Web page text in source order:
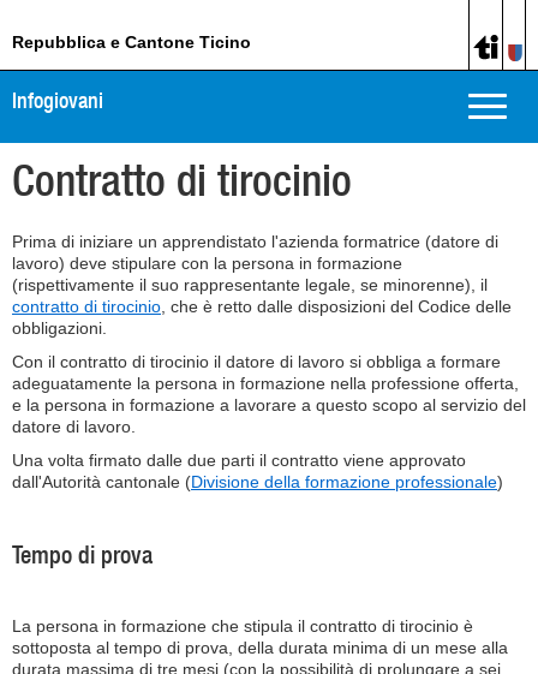
Repubblica e Cantone Ticino
Toggle
Infogiovani
Contratto di tirocinio
Prima di iniziare un apprendistato l'azienda formatrice (datore di
lavoro) deve stipulare con la persona in formazione
(rispettivamente il suo rappresentante legale, se minorenne), il
contratto di tirocinio , che è retto dalle disposizioni del Codice delle
obbligazioni.
Con il contratto di tirocinio il datore di lavoro si obbliga a formare
adeguatamente la persona in formazione nella professione offerta,
e la persona in formazione a lavorare a questo scopo al servizio del
datore di lavoro.
Una volta firmato dalle due parti il contratto viene approvato
dall'Autorità cantonale (Divisione della formazione professionale)
Tempo di prova
La persona in formazione che stipula il contratto di tirocinio è
sottoposta al tempo di prova, della durata minima di un mese alla
durata massima di tre mesi (con la possibilità di prolungare a sei